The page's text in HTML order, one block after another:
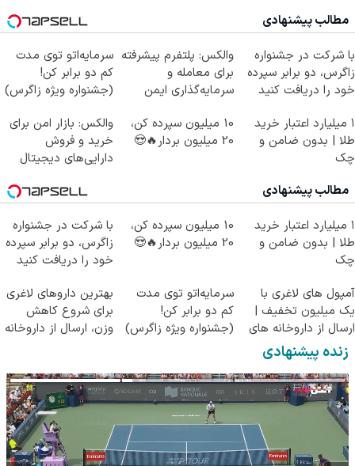
مطالب پیشنهادی
با شرکت در جشنواره
زاگرس، دو برابر سپرده
خود را دریافت کنید
والکس: پلتفرم پیشرفته
برای معامله و
سرمایه‌گذاری ایمن
سرمایه‌اتو توی مدت
کم دو برابر کن!
(جشنواره ویژه زاگرس)
۱ میلیارد اعتبار خرید
طلا | بدون ضامن و
چک
10 میلیون سپرده کن،
20 میلیون بردار🔥😍
والکس: بازار امن برای
خرید و فروش
دارایی‌های دیجیتال
مطالب پیشنهادی
۱ میلیارد اعتبار خرید
طلا | بدون ضامن و
چک
10 میلیون سپرده کن،
20 میلیون بردار🔥😍
با شرکت در جشنواره
زاگرس، دو برابر سپرده
خود را دریافت کنید
آمپول های لاغری با
یک میلیون تخفیف |
ارسال از داروخانه های
معتبر
سرمایه‌اتو توی مدت
کم دو برابر کن!
(جشنواره ویژه زاگرس)
بهترین داروهای لاغری
برای شروع کاهش
وزن، ارسال از داروخانه
زنده پیشنهادی